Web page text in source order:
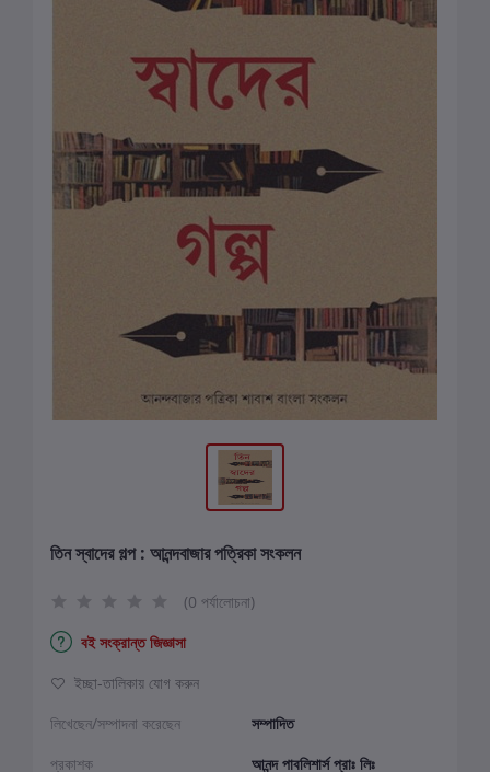
তিন স্বাদের গল্প : আনন্দবাজার পত্রিকা সংকলন
(0 পর্যালোচনা)
বই সংক্রান্ত জিজ্ঞাসা
ইচ্ছা-তালিকায় যোগ করুন
লিখেছেন/সম্পাদনা করেছেন
সম্পাদিত
প্রকাশক
আনন্দ পাবলিশার্স প্রাঃ লিঃ